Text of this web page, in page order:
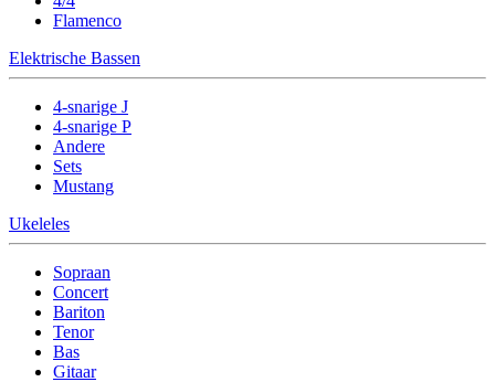
Flamenco
Elektrische Bassen
4-snarige J
4-snarige P
Andere
Sets
Mustang
Ukeleles
Sopraan
Concert
Bariton
Tenor
Bas
Gitaar